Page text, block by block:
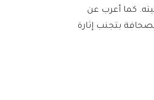
كما أعرب عن
بتجنب إثارة